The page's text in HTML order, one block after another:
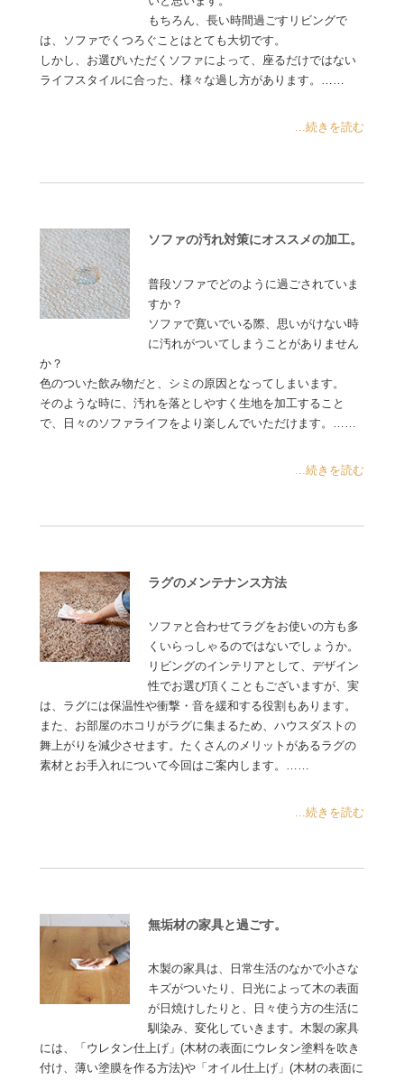
もちろん、長い時間過ごすリビングで
は、ソファでくつろぐことはとても大切です。
しかし、お選びいただくソファによって、座るだけではない
ライフスタイルに合った、様々な過し方があります。……
...続きを読む
ソファの汚れ対策にオススメの加工。
普段ソファでどのように過ごされていま
すか？
ソファで寛いでいる際、思いがけない時
に汚れがついてしまうことがありません
か？
色のついた飲み物だと、シミの原因となってしまいます。
そのような時に、汚れを落としやすく生地を加工すること
で、日々のソファライフをより楽しんでいただけます。……
...続きを読む
ラグのメンテナンス方法
ソファと合わせてラグをお使いの方も多
くいらっしゃるのではないでしょうか。
リビングのインテリアとして、デザイン
性でお選び頂くこともございますが、実
は、ラグには保温性や衝撃・音を緩和する役割もあります。
また、お部屋のホコリがラグに集まるため、ハウスダストの
舞上がりを減少させます。たくさんのメリットがあるラグの
素材とお手入れについて今回はご案内します。……
...続きを読む
無垢材の家具と過ごす。
木製の家具は、日常生活のなかで小さな
キズがついたり、日光によって木の表面
が日焼けしたりと、日々使う方の生活に
馴染み、変化していきます。木製の家具
には、「ウレタン仕上げ」(木材の表面にウレタン塗料を吹き
付け、薄い塗膜を作る方法)や「オイル仕上げ」(木材の表面に